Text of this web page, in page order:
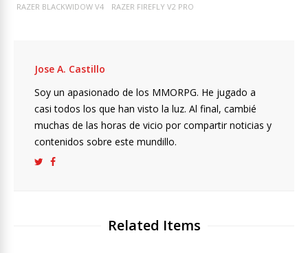
RAZER BLACKWIDOW V4
RAZER FIREFLY V2 PRO
Jose A. Castillo
Soy un apasionado de los MMORPG. He jugado a
casi todos los que han visto la luz. Al final, cambié
muchas de las horas de vicio por compartir noticias y
contenidos sobre este mundillo.
Related Items